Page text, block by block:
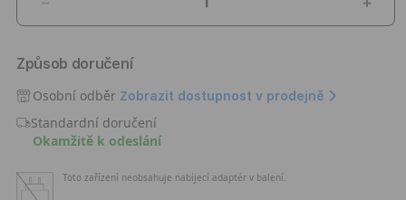
množství
Bezdrátová
sluchátka
Marshall
Motif
II
Způsob doručení
Osobní odběr Zobrazit dostupnost v prodejně
Standardní doručení
Okamžitě k odeslání
Toto zařízení neobsahuje nabíjecí adaptér v balení.